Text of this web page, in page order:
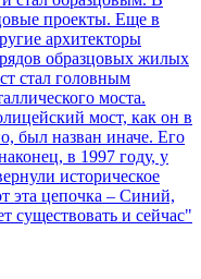
проекты. Еще в
архитекторы
образцовых жилых
стал головным
моста.
мост, как он в
был назван иначе. Его
в 1997 году, у
историческое
эта цепочка – Синий,
существовать и сейчас"